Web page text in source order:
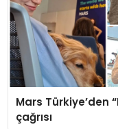
Mars Türkiye’den
çağrısı